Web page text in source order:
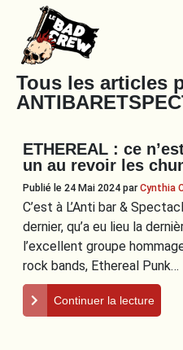
Le
Bad
Crew
Tous les articles
ETHEREAL : ce
un au revoir les
Publié le 24 Mai 2024 parCynthia
C’est à L’Anti bar &
dernier, qu’a eu lieu la
l’excellent groupe
rock bands, Ethereal Punk…
Continuer la lecture